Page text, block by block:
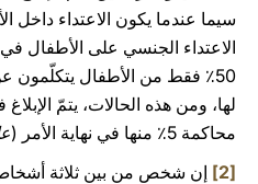
سيما عندما يكون الاعتداء داخل
50٪ فقط من الأطفال يتكلّمون
محاكمة 5٪ منها في نهاية الأمر (
[2]
إن شخص من بين ثلاثة